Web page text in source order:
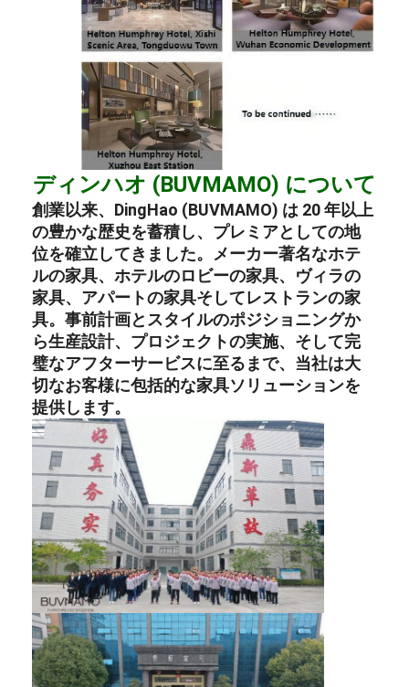
ディンハオ (BUVMAMO) について
創業以来、DingHao (BUVMAMO) は 20 年以上
の豊かな歴史を蓄積し、プレミアとしての地
位を確立してきました。
メーカー著名なホテ
ルの家具、ホテルのロビーの家具、 ヴィラの
家具、 アパートの家具そしてレストランの家
具。事前計画とスタイルのポジショニングか
ら生産設計、プロジェクトの実施、そして完
璧なアフターサービスに至るまで、当社は大
切なお客様に包括的な家具ソリューションを
提供します。